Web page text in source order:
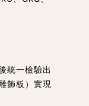
統一檢驗出
飾板）實現